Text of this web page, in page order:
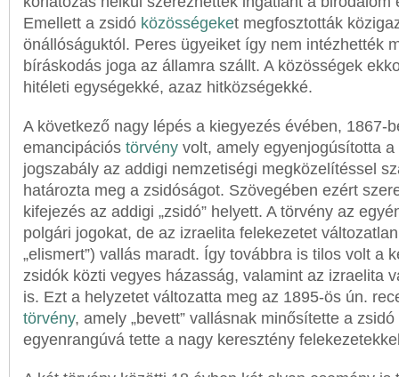
Emellett a zsidó közösségeket megfosztották
önállóságuktól. Peres ügyeiket így nem intézhették
bíráskodás joga az államra szállt. A közösségek
hitéleti egységekké, azaz hitközségekké.
A következő nagy lépés a kiegyezés évében, 1867-
emancipációs törvény volt, amely egyenjogúsította a
jogszabály az addigi nemzetiségi megközelítéssel
határozta meg a zsidóságot. Szövegében ezért
kifejezés az addigi „zsidó” helyett. A törvény az
polgári jogokat, de az izraelita felekezetet
„elismert”) vallás maradt. Így továbbra is tilos volt a
zsidók közti vegyes házasság, valamint az izraelita
is. Ezt a helyzetet változatta meg az 1895-ös ún.
törvény, amely „bevett” vallásnak minősítette a
egyenrangúvá tette a nagy keresztény